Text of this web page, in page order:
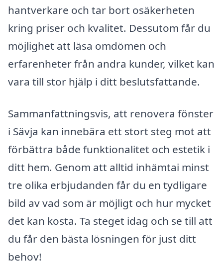
hantverkare och tar bort osäkerheten
kring priser och kvalitet. Dessutom får du
möjlighet att läsa omdömen och
erfarenheter från andra kunder, vilket kan
vara till stor hjälp i ditt beslutsfattande.
Sammanfattningsvis, att renovera fönster
i Sävja kan innebära ett stort steg mot att
förbättra både funktionalitet och estetik i
ditt hem. Genom att alltid inhämtai minst
tre olika erbjudanden får du en tydligare
bild av vad som är möjligt och hur mycket
det kan kosta. Ta steget idag och se till att
du får den bästa lösningen för just ditt
behov!